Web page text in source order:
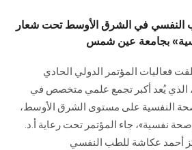
الزائـرون
سجل الان
النفسي في الشرق الأوسط تحت شعار
بجامعة عين شمس
فعاليات المؤتمر الدولي الحادي
الذي يُعد أكبر تجمع علمي متخصص في
النفسية على مستوى الشرق الأوسط،
نفسية»، جاء المؤتمر تحت رعاية أ.د.
أحمد عكاشة للطب النفسي